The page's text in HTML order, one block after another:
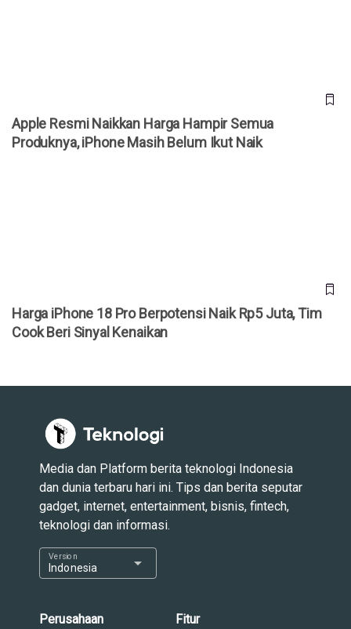
Apple Resmi Naikkan Harga Hampir Semua
Produknya, iPhone Masih Belum Ikut Naik
Harga iPhone 18 Pro Berpotensi Naik Rp5 Juta, Tim
Cook Beri Sinyal Kenaikan
Media dan Platform berita teknologi Indonesia
dan dunia terbaru hari ini. Tips dan berita seputar
gadget, internet, entertainment, bisnis, fintech,
teknologi dan informasi.
Indonesia
Version arrow_drop_down
Perusahaan Fitur